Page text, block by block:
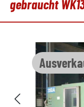
gebraucht
Bildergalerie